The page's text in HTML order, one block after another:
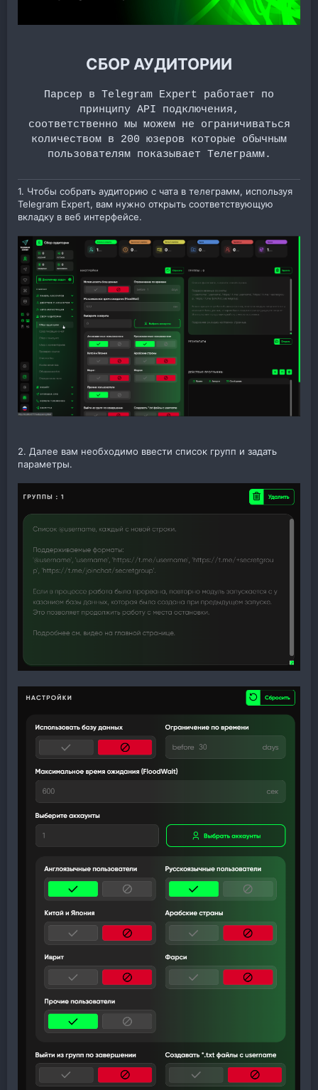
СБОР АУДИТОРИИ
Парсер в Telegram Expert работает по
принципу API подключения,
соответственно мы можем не ограничиваться
количеством в 200 юзеров которые обычным
пользователям показывает Телеграмм.
1. Чтобы собрать аудиторию с чата в телеграмм, используя
Telegram Expert, вам нужно открыть соответствующую
вкладку в веб интерфейсе.
2. Далее вам необходимо ввести список групп и задать
параметры.